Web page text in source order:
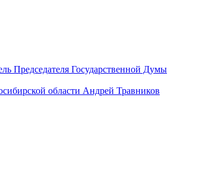
Председателя Государственной Думы
области Андрей Травников